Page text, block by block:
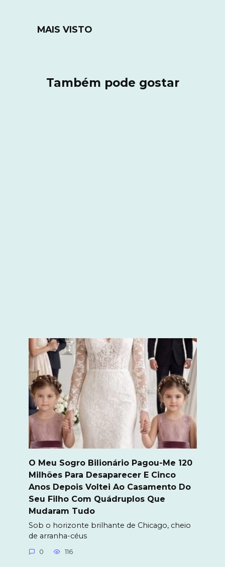
MAIS VISTO
Também pode gostar
O Meu Sogro Bilionário Pagou-Me 120
Milhões Para Desaparecer E Cinco
Anos Depois Voltei Ao Casamento Do
Seu Filho Com Quádruplos Que
Mudaram Tudo
Sob o horizonte brilhante de Chicago, cheio
de arranha-céus
0 116